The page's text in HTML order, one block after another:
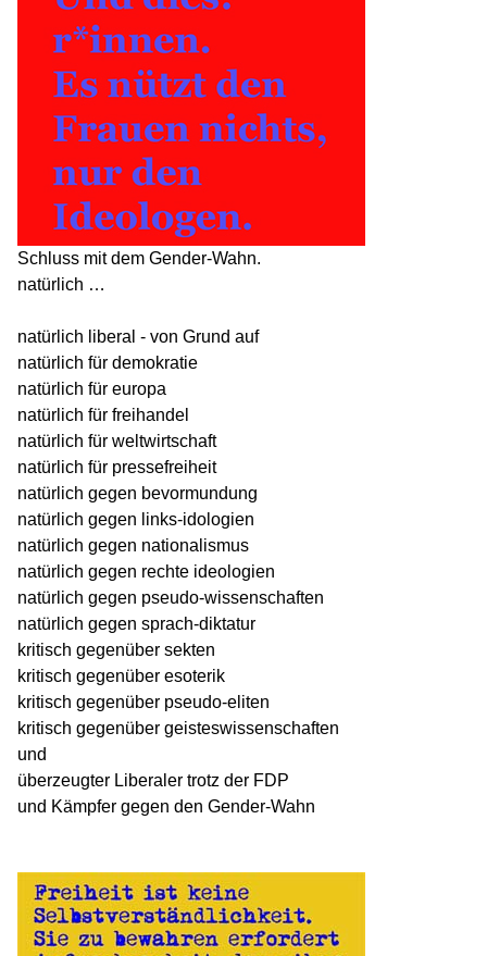
Schluss mit dem Gender-Wahn.
natürlich …
natürlich liberal - von Grund auf
natürlich für demokratie
natürlich für europa
natürlich für freihandel
natürlich für weltwirtschaft
natürlich für pressefreiheit
natürlich gegen bevormundung
natürlich gegen links-idologien
natürlich gegen nationalismus
natürlich gegen rechte ideologien
natürlich gegen pseudo-wissenschaften
natürlich gegen sprach-diktatur
kritisch gegenüber sekten
kritisch gegenüber esoterik
kritisch gegenüber pseudo-eliten
kritisch gegenüber geisteswissenschaften
und
überzeugter Liberaler trotz der FDP
und Kämpfer gegen den Gender-Wahn